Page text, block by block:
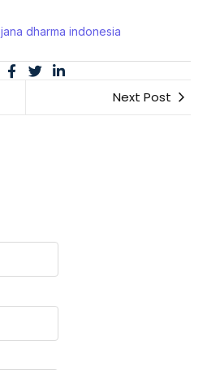
jana dharma indonesia
Next Post